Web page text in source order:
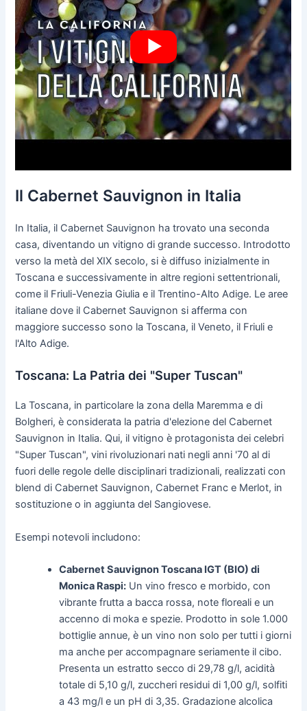
Il Cabernet Sauvignon in Italia
In Italia, il Cabernet Sauvignon ha trovato una seconda
casa, diventando un vitigno di grande successo. Introdotto
verso la metà del XIX secolo, si è diffuso inizialmente in
Toscana e successivamente in altre regioni settentrionali,
come il Friuli-Venezia Giulia e il Trentino-Alto Adige. Le aree
italiane dove il Cabernet Sauvignon si afferma con
maggiore successo sono la Toscana, il Veneto, il Friuli e
l'Alto Adige.
Toscana: La Patria dei "Super Tuscan"
La Toscana, in particolare la zona della Maremma e di
Bolgheri, è considerata la patria d'elezione del Cabernet
Sauvignon in Italia. Qui, il vitigno è protagonista dei celebri
"Super Tuscan", vini rivoluzionari nati negli anni '70 al di
fuori delle regole delle disciplinari tradizionali, realizzati con
blend di Cabernet Sauvignon, Cabernet Franc e Merlot, in
sostituzione o in aggiunta del Sangiovese.
Esempi notevoli includono:
Cabernet Sauvignon Toscana IGT (BIO) di
Monica Raspi: Un vino fresco e morbido, con
vibrante frutta a bacca rossa, note floreali e un
accenno di moka e spezie. Prodotto in sole 1.000
bottiglie annue, è un vino non solo per tutti i giorni
ma anche per accompagnare seriamente il cibo.
Presenta un estratto secco di 29,78 g/l, acidità
totale di 5,10 g/l, zuccheri residui di 1,00 g/l, solfiti
a 43 mg/l e un pH di 3,35. Gradazione alcolica